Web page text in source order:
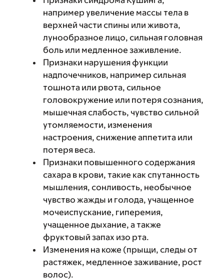
например увеличение массы тела в
верхней части спины или живота,
лунообразное лицо, сильная головная
боль или медленное заживление.
Признаки нарушения функции
надпочечников, например сильная
тошнота или рвота, сильное
головокружение или потеря сознания,
мышечная слабость, чувство сильной
утомляемости, изменения
настроения, снижение аппетита или
потеря веса.
Признаки повышенного содержания
сахара в крови, такие как спутанность
мышления, сонливость, необычное
чувство жажды и голода, учащенное
мочеиспускание, гиперемия,
учащенное дыхание, а также
фруктовый запах изо рта.
Изменения на коже (прыщи, следы от
растяжек, медленное заживание, рост
волос).